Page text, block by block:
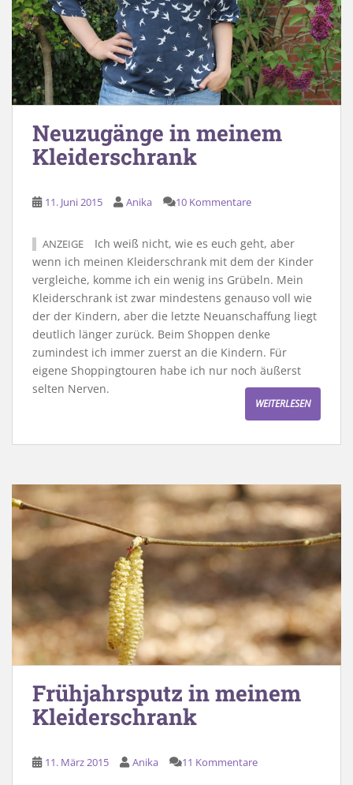
Neuzugänge in meinem
Kleiderschrank
11. Juni 2015 Anika 10 Kommentare
ANZEIGE
Ich weiß nicht, wie es euch geht, aber
wenn ich meinen Kleiderschrank mit dem der Kinder
vergleiche, komme ich ein wenig ins Grübeln. Mein
Kleiderschrank ist zwar mindestens genauso voll wie
der der Kindern, aber die letzte Neuanschaffung liegt
deutlich länger zurück. Beim Shoppen denke
zumindest ich immer zuerst an die Kindern. Für
eigene Shoppingtouren habe ich nur noch äußerst
selten Nerven.
WEITERLESEN
Frühjahrsputz in meinem
Kleiderschrank
11. März 2015 Anika 11 Kommentare